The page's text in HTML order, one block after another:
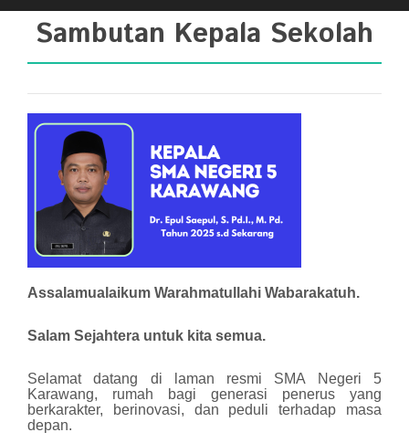
Sambutan Kepala Sekolah
Assalamualaikum Warahmatullahi Wabarakatuh.
Salam Sejahtera untuk kita semua.
Selamat datang di laman resmi SMA Negeri 5
Karawang, rumah bagi generasi penerus yang
berkarakter, berinovasi, dan peduli terhadap masa
depan.